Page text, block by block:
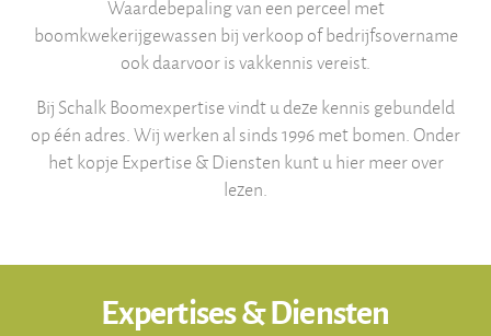
Waardebepaling van een perceel met
boomkwekerijgewassen bij verkoop of bedrijfsovername
ook daarvoor is vakkennis vereist.
Bij Schalk Boomexpertise vindt u deze kennis gebundeld
op één adres. Wij werken al sinds 1996 met bomen. Onder
het kopje Expertise & Diensten kunt u hier meer over
lezen.
Expertises & Diensten